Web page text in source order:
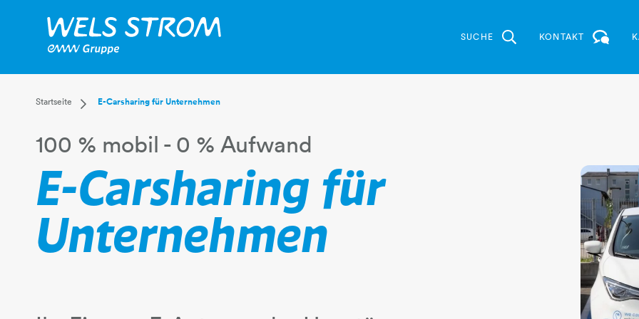
SUCHE KONTAKT
Startseite
Dropdown Startseite
Businesskunden
E-Carsharing für Unternehmen
100 % mobil - 0 % Aufwand
E-Carsharing für
Unternehmen